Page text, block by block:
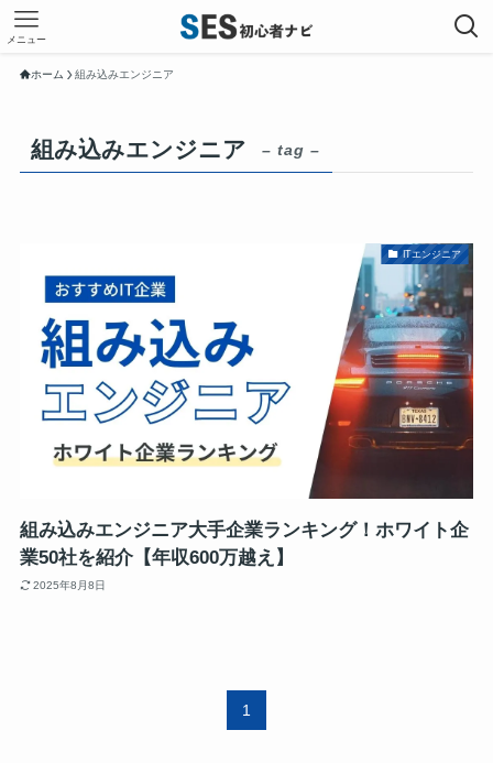
メニュー
ホーム 組み込みエンジニア
組み込みエンジニア – tag –
ITエンジニア
組み込みエンジニア大手企業ランキング！ホワイト企
業50社を紹介【年収600万越え】
2025年8月8日
1